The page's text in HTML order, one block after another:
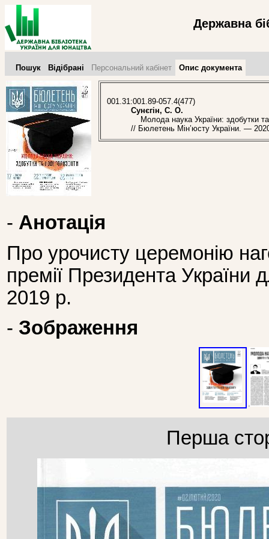
Державна
Пошук Відібрані Персональний кабінет Опис документа
001.31:001.89-057.4(477)
Сунєгін, С. О.
Молода наука України: здобутки
// Бюлетень Мін’юсту України. —
- Анотація
Про урочисту церемонію
премії Президента України
2019 р.
- Зображення
Перша